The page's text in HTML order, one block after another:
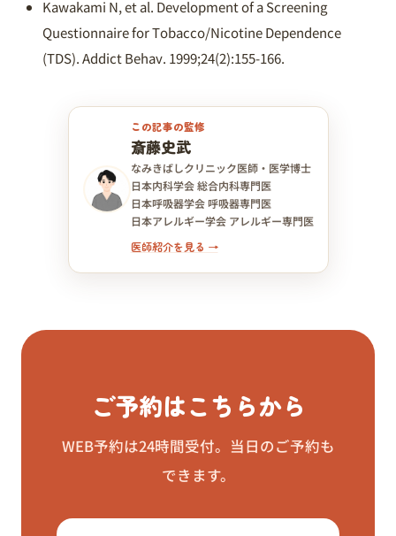
Kawakami N, et al. Development of a Screening
Questionnaire for Tobacco/Nicotine Dependence
(TDS). Addict Behav. 1999;24(2):155-166.
この記事の監修
斎藤史武
なみきばしクリニック医師・医学博士
日本内科学会 総合内科専門医
日本呼吸器学会 呼吸器専門医
日本アレルギー学会 アレルギー専門医
医師紹介を見る →
ご予約はこちらから
WEB予約は24時間受付。当日のご予約も
できます。